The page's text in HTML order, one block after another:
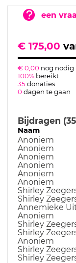
een
€ 175,00
€ 0,00 nog nodig
100% bereikt
35 donaties
0dagen te gaan
Bijdragen
Naam
Anoniem
Anoniem
Anoniem
Anoniem
Anoniem
Anoniem
Shirley
Shirley
Annemieke
Anoniem
Shirley
Shirley
Anoniem
Shirley
Shirley